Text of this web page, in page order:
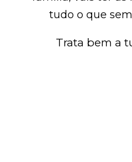
tudo o que
Trata bem a